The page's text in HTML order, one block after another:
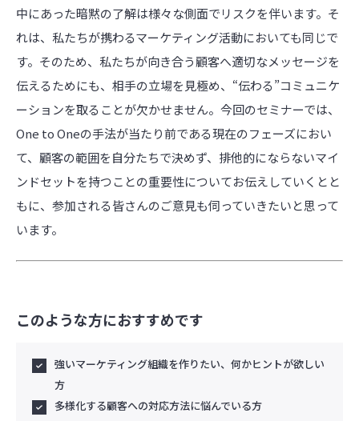
中にあった暗黙の了解は様々な側面でリスクを伴います。そ
れは、私たちが携わるマーケティング活動においても同じで
す。そのため、私たちが向き合う顧客へ適切なメッセージを
伝えるためにも、相手の立場を見極め、“伝わる”コミュニケ
ーションを取ることが欠かせません。今回のセミナーでは、
One to Oneの手法が当たり前である現在のフェーズにおい
て、顧客の範囲を自分たちで決めず、排他的にならないマイ
ンドセットを持つことの重要性についてお伝えしていくとと
もに、参加される皆さんのご意見も伺っていきたいと思って
います。
このような方におすすめです
強いマーケティング組織を作りたい、何かヒントが欲しい
方
多様化する顧客への対応方法に悩んでいる方